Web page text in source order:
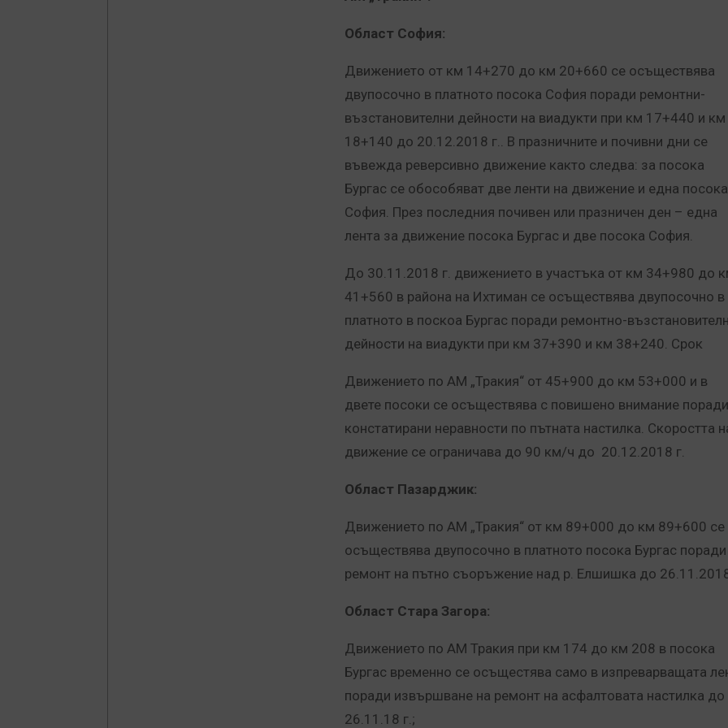
Област София:
Движението от км 14+270 до км 20+660 се осъществява
двупосочно в платното посока София поради ремонтни-
възстановителни дейности на виадукти при км 17+440 и км
18+140 до 20.12.2018 г.. В празничните и почивни дни се
въвежда реверсивно движение както следва: за посока
Бургас се обособяват две ленти на движение и една посока
София. През последния почивен или празничен ден – една
лента за движение посока Бургас и две посока София.
До 30.11.2018 г. движението в участъка от км 34+980 до
41+560 в района на Ихтиман се осъществява двупосочно в
платното в поскоа Бургас поради ремонтно-
дейности на виадукти при км 37+390 и км 38+240. Срок
Движението по АМ „Тракия“ от 45+900 до км 53+000 и в
двете посоки се осъществява с повишено внимание поради
констатирани неравности по пътната настилка. Скоростта
движение се ограничава до 90 км/ч до 20.12.2018 г.
Област Пазарджик:
Движението по АМ „Тракия“ от км 89+000 до км 89+600 се
осъществява двупосочно в платното посока Бургас поради
ремонт на пътно съоръжение над р. Елшишка до
Област Стара Загора:
Движението по АМ Тракия при км 174 до км 208 в посока
Бургас временно се осъщестява само в изпреварващата
поради извършване на ремонт на асфалтовата настилка до
26.11.18 г.;